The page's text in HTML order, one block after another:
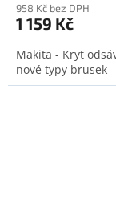
958 Kč bez DPH
1 159 Kč
Makita - Kryt
nové typy brusek